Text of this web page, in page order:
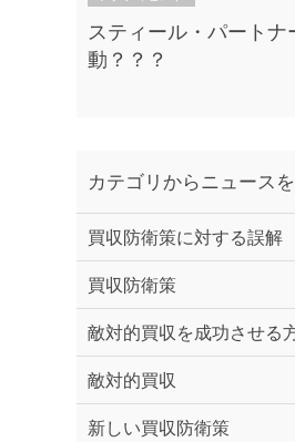
スティール・パートナ
動？？？
カテゴリからニュース
買収防衛策に対する誤解
買収防衛策
敵対的買収を成功させる
敵対的買収
新しい買収防衛策